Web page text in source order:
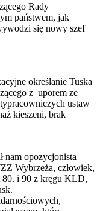
Rady
państwem, jak
się nowy szef
określanie Tuska
z uporem ze
ustaw
kieszeni, brak
nam opozycjonista
Wybrzeża, człowiek,
80. i 90 z kręgu KLD,